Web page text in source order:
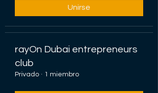
Unirse
rayOn Dubai entrepreneurs
club
Privado · 1 miembro